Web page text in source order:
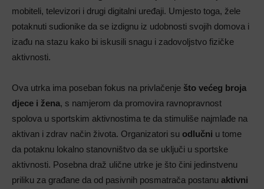
mobiteli, televizori i drugi digitalni uređaji. Umjesto toga, žele
potaknuti sudionike da se izdignu iz udobnosti svojih domova i
izađu na stazu kako bi iskusili snagu i zadovoljstvo fizičke
aktivnosti.
Ova utrka ima poseban fokus na privlačenje što većeg broja
djece i žena, s namjerom da promovira ravnopravnost
spolova u sportskim aktivnostima te da stimuliše najmlađe na
aktivan i zdrav način života. Organizatori su odlučni u tome
da potaknu lokalno stanovništvo da se uključi u sportske
aktivnosti. Posebna draž ulične utrke je što čini jedinstvenu
priliku za građane da od pasivnih posmatrača postanu aktivni